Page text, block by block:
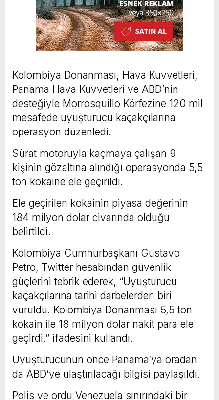
Kolombiya Donanması, Hava Kuvvetleri,
Panama Hava Kuvvetleri ve ABD’nin
desteğiyle Morrosquillo Körfezine 120 mil
mesafede uyuşturucu kaçakçılarına
operasyon düzenledi.
Sürat motoruyla kaçmaya çalışan 9
kişinin gözaltına alındığı operasyonda 5,5
ton kokaine ele geçirildi.
Ele geçirilen kokainin piyasa değerinin
184 milyon dolar civarında olduğu
belirtildi.
Kolombiya Cumhurbaşkanı Gustavo
Petro, Twitter hesabından güvenlik
güçlerini tebrik ederek, “Uyuşturucu
kaçakçılarına tarihi darbelerden biri
vuruldu. Kolombiya Donanması 5,5 ton
kokain ile 18 milyon dolar nakit para ele
geçirdi.” ifadesini kullandı.
Uyuşturucunun önce Panama’ya oradan
da ABD’ye ulaştırılacağı bilgisi paylaşıldı.
Polis ve ordu Venezuela sınırındaki bir